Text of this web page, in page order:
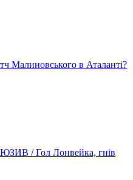
Малиновського в Аталанті?
/ Гол Лонвейка, гнів